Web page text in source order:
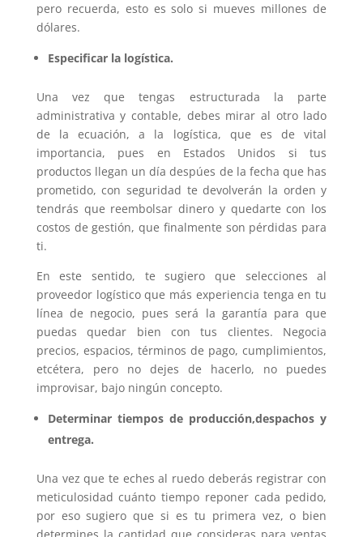
pero recuerda, esto es solo si mueves millones de
dólares.
Especificar la logística.
Una vez que tengas estructurada la parte
administrativa y contable, debes mirar al otro lado
de la ecuación, a la logística, que es de vital
importancia, pues en Estados Unidos si tus
productos llegan un día despúes de la fecha que has
prometido, con seguridad te devolverán la orden y
tendrás que reembolsar dinero y quedarte con los
costos de gestión, que finalmente son pérdidas para
ti.
En este sentido, te sugiero que selecciones al
proveedor logístico que más experiencia tenga en tu
línea de negocio, pues será la garantía para que
puedas quedar bien con tus clientes. Negocia
precios, espacios, términos de pago, cumplimientos,
etcétera, pero no dejes de hacerlo, no puedes
improvisar, bajo ningún concepto.
Determinar tiempos de producción,despachos y
entrega.
Una vez que te eches al ruedo deberás registrar con
meticulosidad cuánto tiempo reponer cada pedido,
por eso sugiero que si es tu primera vez, o bien